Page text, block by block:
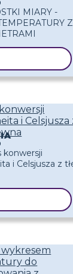
i Celsjusza
do